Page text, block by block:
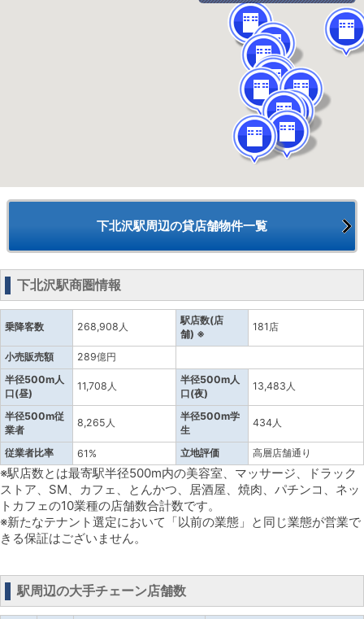
下北沢駅周辺の貸店舗物件一覧
下北沢駅商圏情報
乗降客数 268,908人
駅店数(店
舗) ※
181店
小売販売額
289億円
半径500m人
口(昼)
11,708人
半径500m人
口(夜)
13,483人
半径500m従
業者
8,265人
半径500m学
生
434人
従業者比率 61% 立地評価 高層店舗通り
※駅店数とは最寄駅半径500m内の美容室、マッサージ、ドラック
ストア、SM、カフェ、とんかつ、居酒屋、焼肉、パチンコ、ネッ
トカフェの10業種の店舗数合計数です。
※新たなテナント選定において「以前の業態」と同じ業態が営業で
きる保証はございません。
駅周辺の大手チェーン店舗数